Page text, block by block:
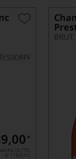
*
(0.75l),
€ 118,67/L